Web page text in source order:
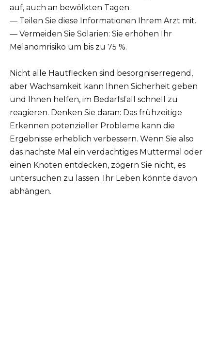
auf, auch an bewölkten Tagen.
— Teilen Sie diese Informationen Ihrem Arzt mit.
— Vermeiden Sie Solarien: Sie erhöhen Ihr
Melanomrisiko um bis zu 75 %.
Nicht alle Hautflecken sind besorgniserregend,
aber Wachsamkeit kann Ihnen Sicherheit geben
und Ihnen helfen, im Bedarfsfall schnell zu
reagieren. Denken Sie daran: Das frühzeitige
Erkennen potenzieller Probleme kann die
Ergebnisse erheblich verbessern. Wenn Sie also
das nächste Mal ein verdächtiges Muttermal oder
einen Knoten entdecken, zögern Sie nicht, es
untersuchen zu lassen. Ihr Leben könnte davon
abhängen.